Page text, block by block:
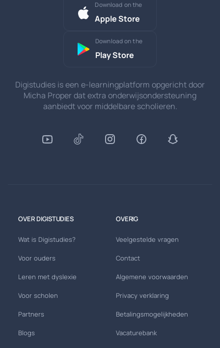
Download on the
Apple Store
Download on the
Play Store
Digistudies is een e-learningplatform opgericht door
Micha Proper dat extra onderwijsondersteuning
aanbiedt voor middelbare scholieren.
OVER DIGISTUDIES
Wat is Digistudies?
Voor ouders
Leren met dyslexie
Voor scholen
Partners
Blogs
OVERIG
Veelgestelde vragen
Contact
Algemene voorwaarden
Privacy verklaring
Betalingsmogelijkheden
Vacaturebank